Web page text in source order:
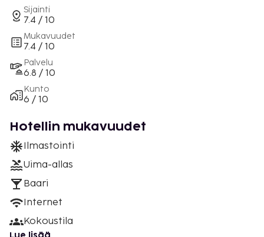
Sijainti
7.4 / 10
Mukavuudet
7.4 / 10
Palvelu
6.8 / 10
Kunto
6 / 10
Hotellin mukavuudet
Ilmastointi
Uima-allas
Baari
Internet
Kokoustila